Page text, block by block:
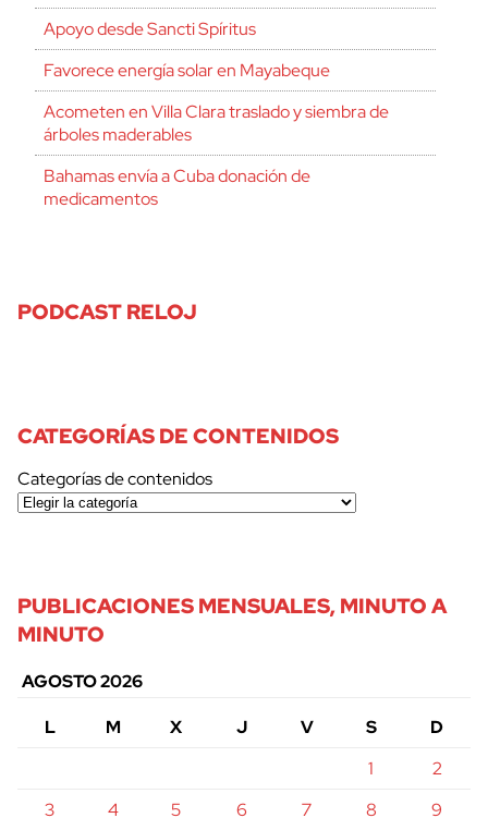
Apoyo desde Sancti Spíritus
Favorece energía solar en Mayabeque
Acometen en Villa Clara traslado y siembra de
árboles maderables
Bahamas envía a Cuba donación de
medicamentos
PODCAST RELOJ
CATEGORÍAS DE CONTENIDOS
Categorías de contenidos
PUBLICACIONES MENSUALES, MINUTO A
MINUTO
AGOSTO 2026
L
M X J V S
D
1
2
3
4 5 6 7 8 9